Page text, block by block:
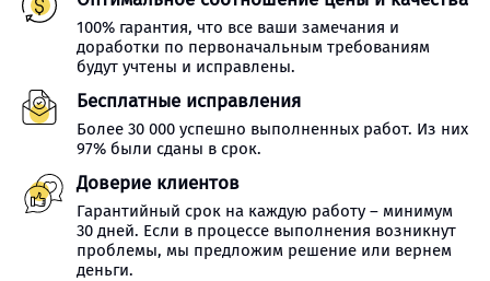
100% гарантия, что все ваши замечания и
доработки по первоначальным требованиям
будут учтены и исправлены.
Бесплатные исправления
Более 30 000 успешно выполненных работ. Из них
97% были сданы в срок.
Доверие клиентов
Гарантийный срок на каждую работу – минимум
30 дней. Если в процессе выполнения возникнут
проблемы, мы предложим решение или вернем
деньги.